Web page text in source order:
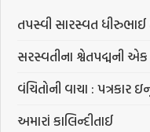
તપસ્વી સારસ્વત ધીરુભાઈ
સરસ્વતીના શ્વેતપદ્મની એક
વંચિતોની વાચા : પત્રકાર
અમારાં કાલિન્દીતાઈ